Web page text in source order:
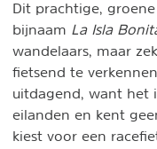
Dit prachtige,
bijnaam La Isla
wandelaars, maar
fietsend te
uitdagend, want het
eilanden en kent
kiest voor een